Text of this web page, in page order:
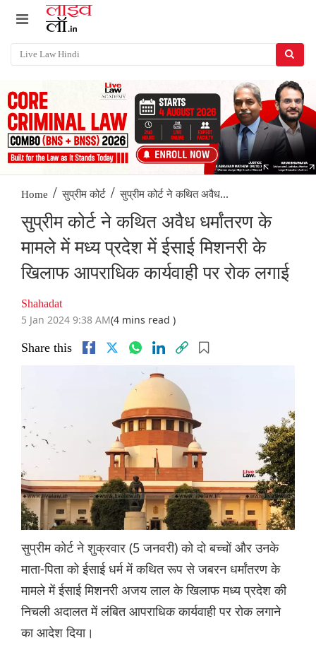
Home / सुप्रीम कोर्ट / सुप्रीम कोर्ट ने कथित अवैध...
सुप्रीम कोर्ट ने कथित अवैध धर्मांतरण के
मामले में मध्य प्रदेश में ईसाई मिशनरी के
खिलाफ आपराधिक कार्यवाही पर रोक लगाई
Shahadat
5 Jan 2024 9:38 AM(4 mins read )
Share this
सुप्रीम कोर्ट ने शुक्रवार (5 जनवरी) को दो बच्चों और उनके
माता-पिता को ईसाई धर्म में कथित रूप से जबरन धर्मांतरण के
मामले में ईसाई मिशनरी अजय लाल के खिलाफ मध्य प्रदेश की
निचली अदालत में लंबित आपराधिक कार्यवाही पर रोक लगाने
का आदेश दिया।